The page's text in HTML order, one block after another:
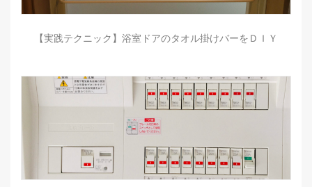
【実践テクニック】浴室ドアのタオル掛けバーをＤＩＹ